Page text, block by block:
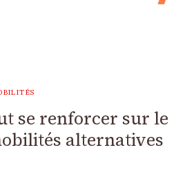
se renforcer sur le
alternatives